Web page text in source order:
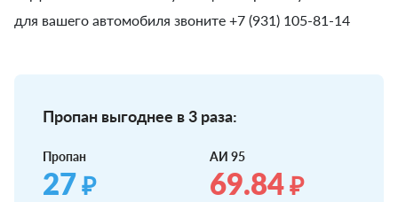
для вашего автомобиля звоните +7 (931) 105-81-14
Пропан выгоднее в 3 раза:
Пропан
27₽
АИ 95
69.84₽